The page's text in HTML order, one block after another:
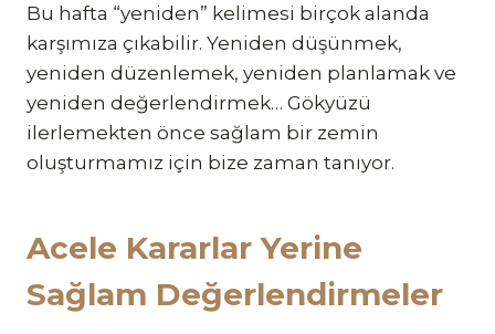
Bu hafta “yeniden” kelimesi birçok alanda
karşımıza çıkabilir. Yeniden düşünmek,
yeniden düzenlemek, yeniden planlamak ve
yeniden değerlendirmek… Gökyüzü
ilerlemekten önce sağlam bir zemin
oluşturmamız için bize zaman tanıyor.
Acele Kararlar Yerine
Sağlam Değerlendirmeler